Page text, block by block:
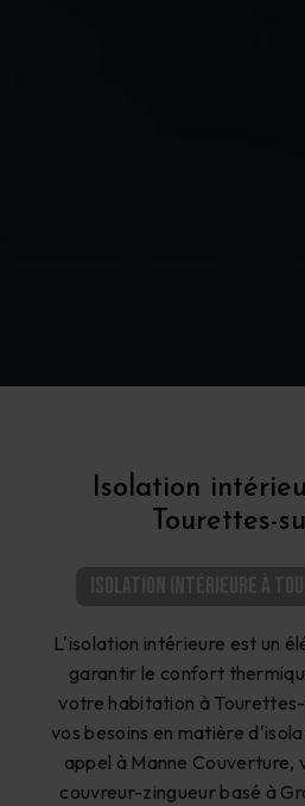
Isolation
Tourettes-
L'isolation intérieure est un
garantir le confort
votre habitation à
vos besoins en matière
appel à Manne
couvreur-zingueur basé à